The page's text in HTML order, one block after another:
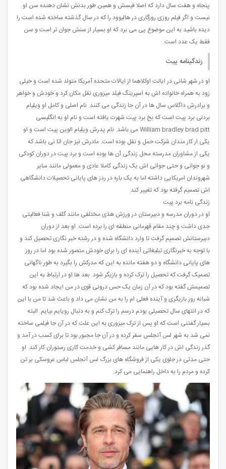
پنجاه و هفت سال دارد که اصلا فیسش و همین طور بدنش نشان دهنده سن او
نیست و اگر فیلم روزی روزگاری در هالیوود را که در سال گذشته ساخته شده است را
دیده باشید به این موضوع پی می برد که او بسیار از سنش جوان تر است و سن
فقط یک عدد است.
زندگینامه پیت
او در شهر شانی در ایالت اوکلاهما از ايالات متحده آمریکا متولد شده است و خیلی
زود به همراه خانواده اش به اسپرینگ فیلد میزوری نقل مکان کرد و خودش و خواهر
و برادرش داگلاس سال ها در آن جا زندگی می کنند. نام اصلی و کامل او ویلیام
بردلی برد پیت است که بخ برد پیت شهرت یافته است و نام او به انگلیسی
William bradley brad pitt می باشد. نام پدرش ویلیام الوین پیت است و او
یکی ار کار مندان شرکت حمل و نقل بوده است. مادرش نیز جان اتا نی باشد که
یکی از مشاوران مدرسته محل زندگی آن ها بوده است و برد پیت در دوران کودکی
و نو جوانی و حتی جوانی اش یک زندگی کاملا عادی و معمولی مانند سایر
شهروندان امریکایی داشته اما به یک باره در ردز های پایانی تحصیلات دانشگاهی
اش تصمیم گرفته بود که تغییر کند.
زندگی نامه برد پیت
او در دوران مدرسه و دبیرستان در ورزش هذی مختلفی مانند گلف و شنا فعالیتی
جدی داشت و چند مقام قهرمانی منطقه ای را برده است. او بعد از دوران
دبیرستانش تصمیم گرفت تا وارد دانشگاه شده و در رشته خبر نگاری تحصیل کند و
با توجه به خبرنگاری تبلیغاتی آینده ای را برای خودش متصور شده بود اما در روز
های پایانی دانشگاه و دو هفته مانده به این که مدرکش را بگیرد به طور ناگهانی
تصمیک گرفت که تحصیل را ترک کرده و بازیگر شود. بعد ها او در ارتباط به این
تصمیمش گفته بود که در آن زمان یک حس درونی قوی در من ایجاد شده بود که
شبانه روز بازیگری و آینده فعلی ام را به من نشان می داد و باعث شد تا من با این
که در انتهای سال تحصیلی بودم درسم را ترک کنم و به دنبال رویایم بیایم. البته
بسیار گفتنی است که او پس از ترک میزوری به این علت که در آن جا فیلمی ساخته
نمی شد به شهر لس آنجلس سفر کرده و در آن جا مجبور بود تا برای کسب در آمد و
گذر زندگی اش در کار هایی مانند مسافر کشی و خدمت کاری رستوران کار کند. او
حتی مدتی در جلوی یکی از فروشگاه های بزرگ لس آنجلس لباس عروسکی بر تن
کرده و مردم را به داخل راهنمایی می کرد.